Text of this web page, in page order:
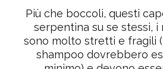
Più che boccoli, questi
serpentina su se stessi, i
sono molto stretti e fragili
shampoo dovrebbero